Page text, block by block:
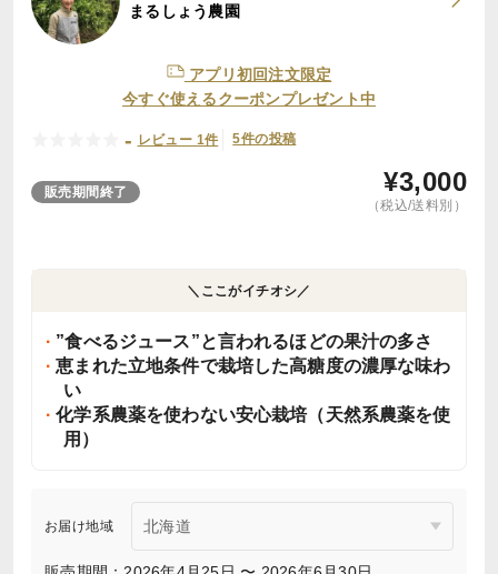
まるしょう農園
アプリ初回注文限定
今すぐ使えるクーポンプレゼント中
- レビュー 1件 5件の投稿
販売期間終了 ¥3,000
（税込/送料別）
＼ここがイチオシ／
”食べるジュース”と言われるほどの果汁の多さ
恵まれた立地条件で栽培した高糖度の濃厚な味わ
い
化学系農薬を使わない安心栽培（天然系農薬を使
用）
お届け地域